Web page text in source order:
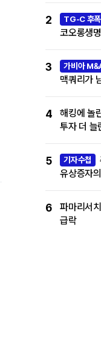
2 TG-C 후
코오롱생
3 가비아
맥쿼리가
4
해킹에 놀
투자 더 늘
5 기자수첩
유상증자
6
파마리서
급락